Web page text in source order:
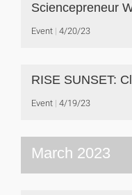
Sciencepreneur
Event 4/20/23
RISE SUNSET:
Event 4/19/23
March 2023